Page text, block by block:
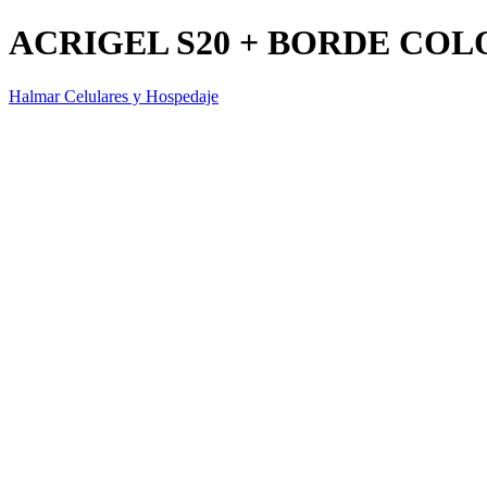
ACRIGEL S20 + BORDE
Halmar Celulares y Hospedaje